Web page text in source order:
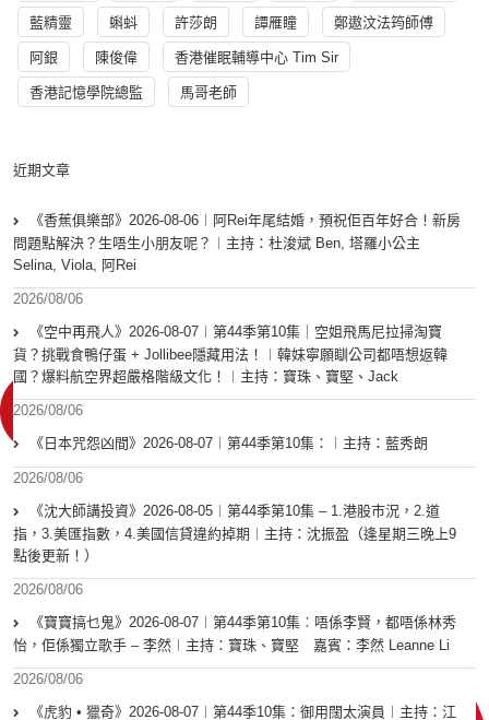
藍精靈 蝌蚪 許莎朗 譚雁瞳 鄭遨汶法筠師傅
阿銀 陳俊偉 香港催眠輔導中心 Tim Sir
香港記憶學院總監 馬哥老師
近期文章
《香蕉俱樂部》2026-08-06︱阿Rei年尾結婚，預祝佢百年好合！新房
問題點解決？生唔生小朋友呢？︱主持：杜浚斌 Ben, 塔羅小公主
Selina, Viola, 阿Rei
2026/08/06
《空中再飛人》2026-08-07︱第44季第10集｜空姐飛馬尼拉掃淘寶
貨？挑戰食鴨仔蛋 + Jollibee隱藏用法！︱韓妹寧願瞓公司都唔想返韓
國？爆料航空界超嚴格階級文化！︱主持：寶珠、寶堅、Jack
2026/08/06
《日本咒怨凶間》2026-08-07︱第44季第10集：︱主持：藍秀朗
2026/08/06
《沈大師講投資》2026-08-05︱第44季第10集 – 1.港股市況，2.道
指，3.美匯指數，4.美國信貸違約掉期︱主持：沈振盈（逢星期三晚上9
點後更新！）
2026/08/06
《寶寶搞乜鬼》2026-08-07︱第44季第10集︰唔係李賢，都唔係林秀
怡，佢係獨立歌手 – 李然︱主持：寶珠、寶堅 嘉賓：李然 Leanne Li
2026/08/06
《虎豹 • 獵奇》2026-08-07︱第44季10集：御用闊太演員︱主持：江